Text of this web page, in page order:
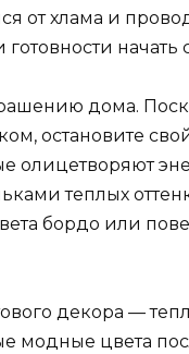
от хлама и
начать
дома.
остановите
олицетворяют
теплых
бордо или
декора —
модные цвета